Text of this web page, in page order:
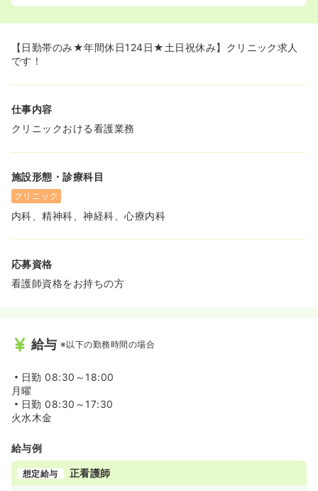
【日勤帯のみ★年間休日124日★土日祝休み】クリニック求人
です！
仕事内容
クリニックおける看護業務
施設形態・診療科目
クリニック
内科、精神科、神経科、心療内科
応募資格
看護師資格をお持ちの方
給与 ※以下の勤務時間の場合
日勤 08:30～18:00
月曜
日勤 08:30～17:30
火水木金
給与例
想定給与 正看護師